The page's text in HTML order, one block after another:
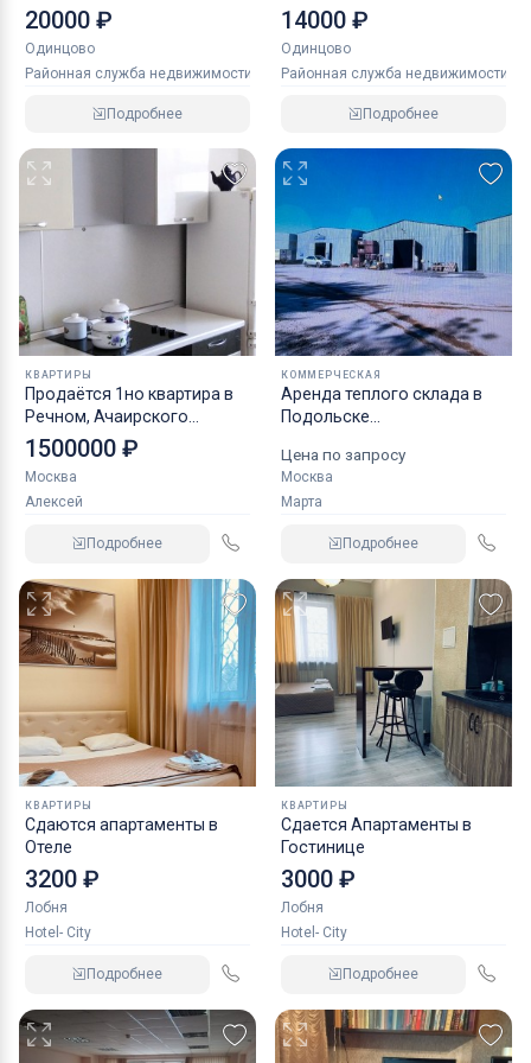
20000 ₽
Одинцово
Районная служба недвижимости
Подробнее
14000 ₽
Одинцово
Районная служба недвижимости
Подробнее
КВАРТИРЫ
Продаётся 1но квартира в
Речном, Ачаирского
района, Омской области
1500000 ₽
Москва
Алексей
Подробнее
КОММЕРЧЕСКАЯ
Аренда теплого склада в
Подольске
Цена по запросу
Москва
Марта
Подробнее
КВАРТИРЫ
Сдаются апартаменты в
Отеле
3200 ₽
Лобня
Hotel- City
Подробнее
КВАРТИРЫ
Сдается Апартаменты в
Гостинице
3000 ₽
Лобня
Hotel- City
Подробнее